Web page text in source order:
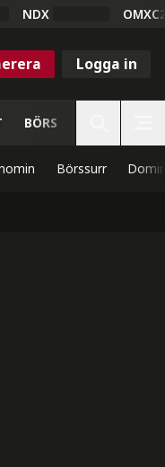
NDX
Logga in
BÖRS
Börssurr